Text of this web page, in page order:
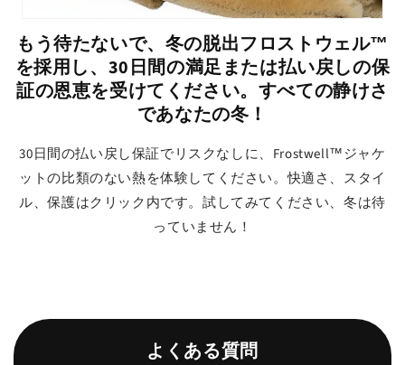
もう待たないで、冬の脱出フロストウェル™
を採用し、30日間の満足または払い戻しの保
証の恩恵を受けてください。すべての静けさ
であなたの冬！
30日間の払い戻し保証でリスクなしに、Frostwell™ジャケ
ットの比類のない熱を体験してください。快適さ、スタイ
ル、保護はクリック内です。試してみてください、冬は待
っていません！
よくある質問